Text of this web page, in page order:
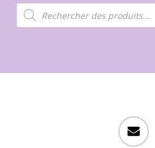
Recherche
de
produits
email